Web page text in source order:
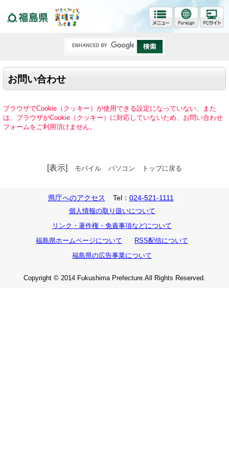
お問い合わせ
ブラウザでCookie（クッキー）が使用できる設定になっていない、また
は、ブラウザがCookie（クッキー）に対応していないため、お問い合わせ
フォームをご利用頂けません。
[表示] モバイル パソコン トップに戻る
県庁へのアクセス Tel： 024-521-1111
個人情報の取り扱いについて
リンク・著作権・免責事項などについて
福島県ホームページについて
RSS配信について
福島県の広告事業について
Copyright © 2014 Fukushima Prefecture.All Rights Reserved.